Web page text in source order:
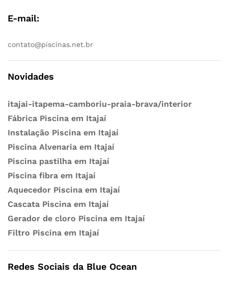
E-mail:
contato@piscinas.net.br
Novidades
itajai-itapema-camboriu-praia-brava/interior
Fábrica Piscina em Itajaí
Instalação Piscina em Itajaí
Piscina Alvenaria em Itajaí
Piscina pastilha em Itajaí
Piscina fibra em Itajaí
Aquecedor Piscina em Itajaí
Cascata Piscina em Itajaí
Gerador de cloro Piscina em Itajaí
Filtro Piscina em Itajaí
Redes Sociais da Blue Ocean